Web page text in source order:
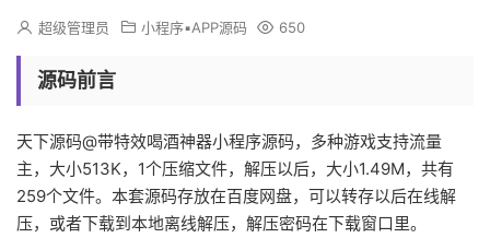
超级管理员 小程序▪APP源码 650
源码前言
天下源码@带特效喝酒神器小程序源码，多种游戏支持流量
主，大小513K，1个压缩文件，解压以后，大小1.49M，共有
259个文件。本套源码存放在百度网盘，可以转存以后在线解
压，或者下载到本地离线解压，解压密码在下载窗口里。